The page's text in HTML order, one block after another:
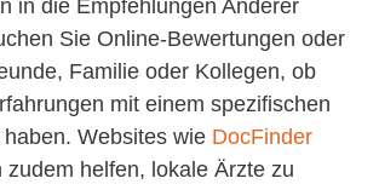
in die Empfehlungen Anderer
Sie Online-Bewertungen oder
Familie oder Kollegen, ob
mit einem spezifischen
Websites wie DocFinder
zudem helfen, lokale Ärzte zu